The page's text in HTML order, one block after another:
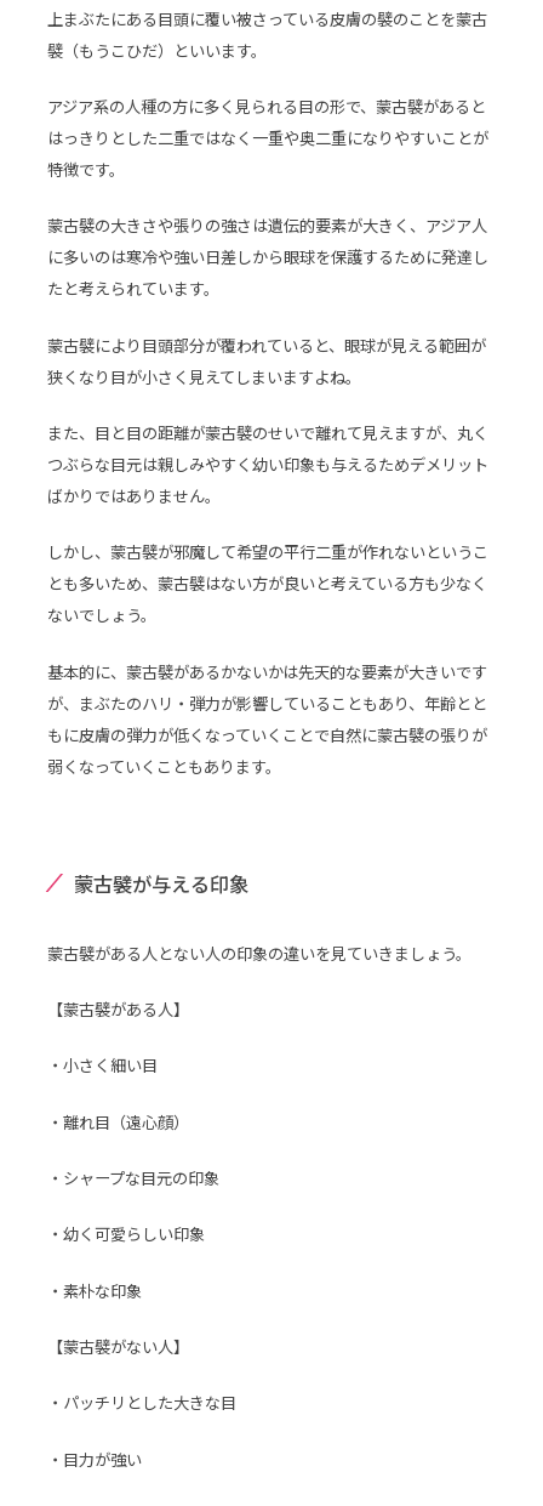
上まぶたにある目頭に覆い被さっている皮膚の襞のことを蒙古
襞（もうこひだ）といいます。
アジア系の人種の方に多く見られる目の形で、蒙古襞があると
はっきりとした二重ではなく一重や奥二重になりやすいことが
特徴です。
蒙古襞の大きさや張りの強さは遺伝的要素が大きく、アジア人
に多いのは寒冷や強い日差しから眼球を保護するために発達し
たと考えられています。
蒙古襞により目頭部分が覆われていると、眼球が見える範囲が
狭くなり目が小さく見えてしまいますよね。
また、目と目の距離が蒙古襞のせいで離れて見えますが、丸く
つぶらな目元は親しみやすく幼い印象も与えるためデメリット
ばかりではありません。
しかし、蒙古襞が邪魔して希望の平行二重が作れないというこ
とも多いため、蒙古襞はない方が良いと考えている方も少なく
ないでしょう。
基本的に、蒙古襞があるかないかは先天的な要素が大きいです
が、まぶたのハリ・弾力が影響していることもあり、年齢とと
もに皮膚の弾力が低くなっていくことで自然に蒙古襞の張りが
弱くなっていくこともあります。
蒙古襞が与える印象
蒙古襞がある人とない人の印象の違いを見ていきましょう。
【蒙古襞がある人】
・小さく細い目
・離れ目（遠心顔）
・シャープな目元の印象
・幼く可愛らしい印象
・素朴な印象
【蒙古襞がない人】
・パッチリとした大きな目
・目力が強い